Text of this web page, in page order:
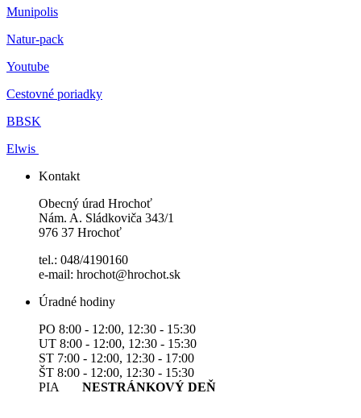
Munipolis
Natur-pack
Youtube
Cestovné poriadky
BBSK
Elwis
Kontakt
Obecný úrad Hrochoť
Nám. A. Sládkoviča 343/1
976 37 Hrochoť
tel.: 048/4190160
e-mail: hrochot@hrochot.sk
Úradné hodiny
PO 8:00 - 12:00, 12:30 - 15:30
UT 8:00 - 12:00, 12:30 - 15:30
ST 7:00 - 12:00, 12:30 - 17:00
ŠT 8:00 - 12:00, 12:30 - 15:30
PIA NESTRÁNKOVÝ DEŇ